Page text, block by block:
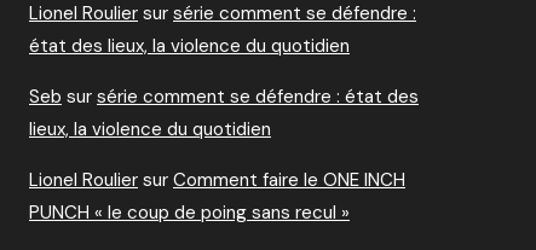
Lionel Roulier sur série comment se défendre :
état des lieux, la violence du quotidien
Seb sur série comment se défendre : état des
lieux, la violence du quotidien
Lionel Roulier sur Comment faire le ONE INCH
PUNCH « le coup de poing sans recul »